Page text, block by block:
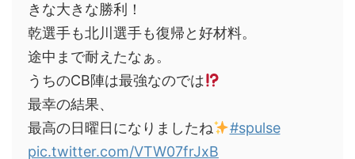
きな大きな勝利！
乾選手も北川選手も復帰と好材料。
途中まで耐えたなぁ。
うちのCB陣は最強なのでは
最幸の結果、
最高の日曜日になりましたね
#spulse
pic.twitter.com/VTW07frJxB